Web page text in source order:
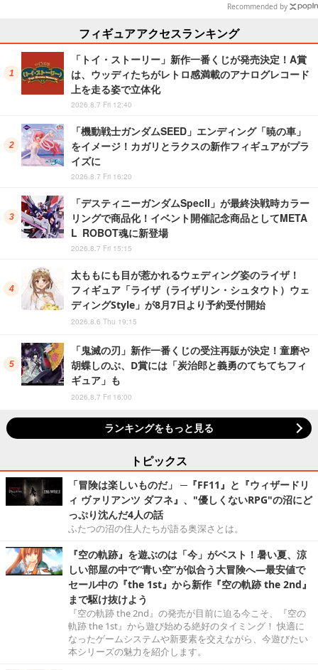
Recommended by
フィギュアアクセスランキング
「トイ・ストーリー」新作一番くじが発売決定！A賞
は、ウッディたちがレトロ感満載のアナログレコード
上を走る姿で立体化
2026.8.7 Fri 12:40
「機動戦士ガンダムSEED」エンディング「暁の車」
をイメージ！カガリとラクスの新作フィギュアがプラ
イズに
2026.8.7 Fri 16:20
「デスティニーガンダムSpecII」が最終決戦時カラー
リングで商品化！イベント開催記念商品としてMETA
L ROBOT魂に新登場
2026.8.7 Fri 15:15
太ももにも目が惹かれるウェディング姿のライザ！
フィギュア「ライザ（ライザリン・シュタウト）ウェ
ディングStyle」が8月7日より予約受付開始
2026.8.6 Thu 19:15
「鬼滅の刃」新作一番くじの受注再販が決定！童磨や
胡蝶しのぶ、D賞には「炭治郎と義勇のてちてちフィ
ギュア」も
2026.8.7 Fri 16:00
ランキングをもっと見る
トピックス
「冒険は楽しいものだ」 ─『FF11』と『ウィザードリ
ィ ヴァリアンツ ダフネ』、"優しくないRPG"の沼にど
っぷり沈んだ4人の話
ふたつの沼の住人たちが語る奥深さとは。
『空の軌跡』を遊ぶのは「今」がベスト！暑い夏、涼
しい部屋の中で“青い空”が似合う大冒険へ―最安値で
セール中の『the 1st』から新作『空の軌跡 the 2nd』
まで駆け抜けよう
『空の軌跡 the 2nd』の発売が目前に迫る今こそ、『空の
軌跡 the 1st』から遊び始める絶好のタイミング！ 快適に
なったゲームシステムや新要素を交えながら、今遊びたい
本シリーズの魅力を紹介します。